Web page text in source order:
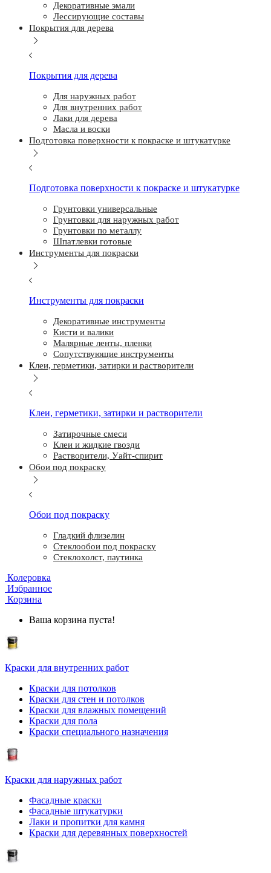
Декоративные эмали
Лессирующие составы
Покрытия для дерева
Покрытия для дерева
Для наружных работ
Для внутренних работ
Лаки для дерева
Масла и воски
Подготовка поверхности к покраске и штукатурке
Подготовка поверхности к покраске и штукатурке
Грунтовки универсальные
Грунтовки для наружных работ
Грунтовки по металлу
Шпатлевки готовые
Инструменты для покраски
Инструменты для покраски
Декоративные инструменты
Кисти и валики
Малярные ленты, пленки
Сопутствующие инструменты
Клеи, герметики, затирки и растворители
Клеи, герметики, затирки и растворители
Затирочные смеси
Клеи и жидкие гвозди
Растворители, Уайт-спирит
Обои под покраску
Обои под покраску
Гладкий флизелин
Стеклообои под покраску
Стеклохолст, паутинка
Колеровка
Избранное
Корзина
Ваша корзина пуста!
Краски для внутренних работ
Краски для потолков
Краски для стен и потолков
Краски для влажных помещений
Краски для пола
Краски специального назначения
Краски для наружных работ
Фасадные краски
Фасадные штукатурки
Лаки и пропитки для камня
Краски для деревянных поверхностей